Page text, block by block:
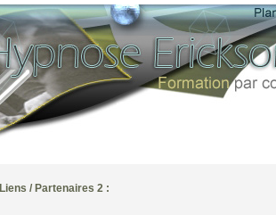
Liens / Partenaires 2 :